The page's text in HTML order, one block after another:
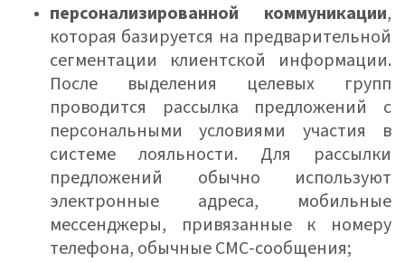
персонализированной коммуникации,
которая базируется на предварительной
сегментации клиентской информации.
После выделения целевых групп
проводится рассылка предложений с
персональными условиями участия в
системе лояльности. Для рассылки
предложений обычно используют
электронные адреса, мобильные
мессенджеры, привязанные к номеру
телефона, обычные СМС-сообщения;